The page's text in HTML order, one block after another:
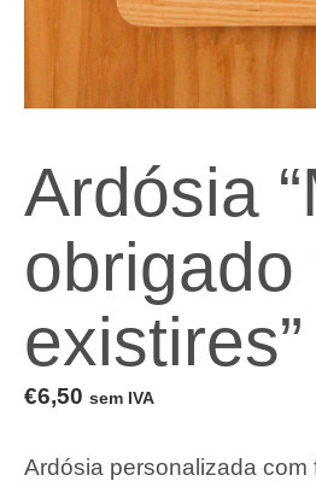
Ardósia
obrigado
existires”
€6,50 sem IVA
Ardósia personalizada com